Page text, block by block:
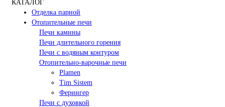
КАТАЛОГ
Отделка парной
Отопительные печи
Печи камины
Печи длительного горения
Печи с водяным контуром
Отопительно-варочные печи
Plamen
Tim Sistem
Ферингер
Печи с духовкой